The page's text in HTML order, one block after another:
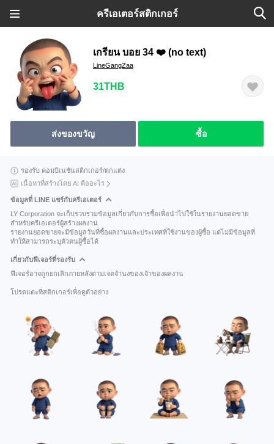
ครีเอเตอร์สติกเกอร์
เกรียน บอย 34 ❤️ (no text)
LineGangZaa
31THB
ส่งของขวัญ ซื้อ
รองรับ คอมบิเนชันสติกเกอร์/ตกแต่ง
เนื้อหาที่สร้างโดย AI คืออะไร
ข้อมูลที่ LINE แชร์กับครีเอเตอร์
LY Corporation จะเก็บรวบรวมข้อมูลเกี่ยวกับการซื้อเพื่อนำไปใช้ในรายงานยอดขาย
สำหรับครีเอเตอร์ผู้สร้างผลงาน
รายงานยอดขายจะมีข้อมูลวันที่ซื้อผลงานและประเทศที่ใช้งานของผู้ซื้อ แต่ไม่มีข้อมูลที่
ทำให้สามารถระบุตัวตนผู้ซื้อได้
เกี่ยวกับฟีเจอร์ที่รองรับ
ฟีเจอร์อาจถูกยกเลิกภายหลังตามเจตจำนงของเจ้าของผลงาน
โปรดแตะที่สติกเกอร์เพื่อดูตัวอย่าง